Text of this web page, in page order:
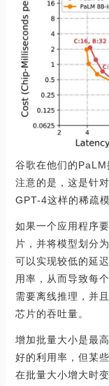
谷歌在他们的
注意的是，这是针
GPT-4这样的稀疏模
如果一个应用程序
片，并将模型划分
可以实现较低的延
用率，从而导致每
需要离线推理，并
芯片的吞吐量。
增加批量大小是最
好的利用率，但某
在批量大小增大时